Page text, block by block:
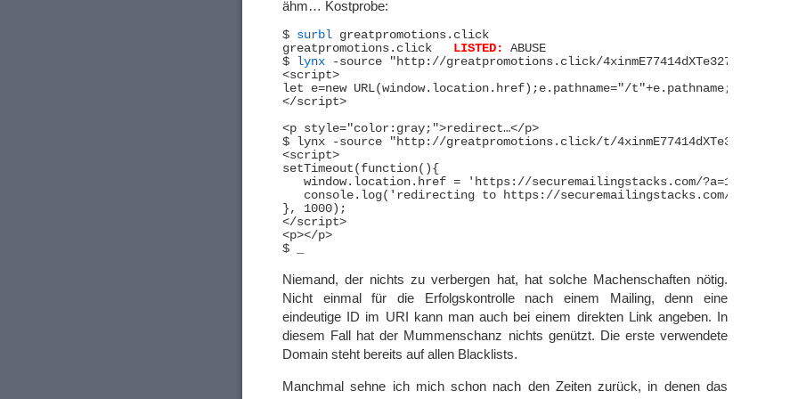
ähm… Kostprobe:
$ surbl greatpromotions.click
LISTED:
ABUSE
$
lynx -source "http://greatpromotions.click/
<script>
let e=new URL(window.location.href);e.pathname="/t"+e.pathname;let
</script>
<p style="color:gray;">redirect…</p>
$ lynx -source "http://greatpromotions.click/t/
<script>
setTimeout(function(){
window.location.href = 'https://securemailingstacks.com/
console.log('redirecting to https://securemailingstacks.com/
}, 1000);
</script>
<p></p>
Niemand, der nichts zu verbergen hat, hat solche Machenschaften nötig.
Nicht einmal für die Erfolgskontrolle nach einem Mailing, denn eine
eindeutige ID im URI kann man auch bei einem direkten Link angeben. In
diesem Fall hat der Mummenschanz nichts genützt. Die erste verwendete
Domain steht bereits auf allen Blacklists.
Manchmal sehne ich mich schon nach den Zeiten zurück, in denen das